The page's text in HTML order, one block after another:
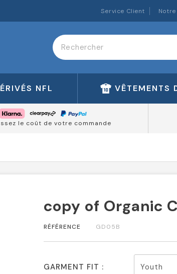
Service Client
NFL VÊTEMENTS
le coût de votre commande
copy of Organic
RÉFÉRENCE GD05B
GARMENT FIT :